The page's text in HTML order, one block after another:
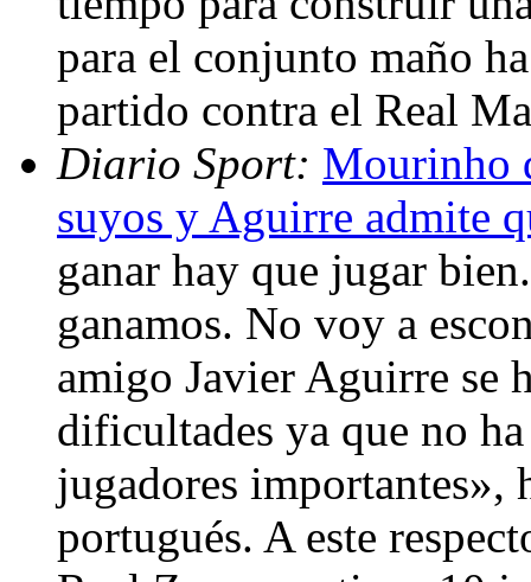
para el conjunto maño
partido contra el Real
Diario Sport: Mourinho
suyos y Aguirre admite
ganar hay que jugar
ganamos. No voy a
amigo Javier Aguirre se
dificultades ya que no
jugadores importantes»,
portugués. A este